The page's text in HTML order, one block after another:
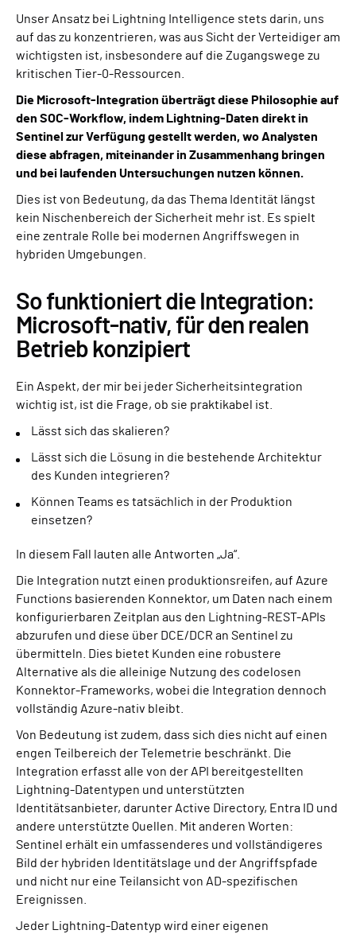
Unser Ansatz bei Lightning Intelligence stets darin, uns
auf das zu konzentrieren, was aus Sicht der Verteidiger am
wichtigsten ist, insbesondere auf die Zugangswege zu
kritischen Tier-0-Ressourcen.
Die Microsoft-Integration überträgt diese Philosophie auf
den SOC-Workflow, indem Lightning-Daten direkt in
Sentinel zur Verfügung gestellt werden, wo Analysten
diese abfragen, miteinander in Zusammenhang bringen
und bei laufenden Untersuchungen nutzen können.
Dies ist von Bedeutung, da das Thema Identität längst
kein Nischenbereich der Sicherheit mehr ist. Es spielt
eine zentrale Rolle bei modernen Angriffswegen in
hybriden Umgebungen.
So funktioniert die Integration:
Microsoft-nativ, für den realen
Betrieb konzipiert
Ein Aspekt, der mir bei jeder Sicherheitsintegration
wichtig ist, ist die Frage, ob sie praktikabel ist.
Lässt sich das skalieren?
Lässt sich die Lösung in die bestehende Architektur
des Kunden integrieren?
Können Teams es tatsächlich in der Produktion
einsetzen?
In diesem Fall lauten alle Antworten „Ja“.
Die Integration nutzt einen produktionsreifen, auf Azure
Functions basierenden Konnektor, um Daten nach einem
konfigurierbaren Zeitplan aus den Lightning-REST-APIs
abzurufen und diese über DCE/DCR an Sentinel zu
übermitteln. Dies bietet Kunden eine robustere
Alternative als die alleinige Nutzung des codelosen
Konnektor-Frameworks, wobei die Integration dennoch
vollständig Azure-nativ bleibt.
Von Bedeutung ist zudem, dass sich dies nicht auf einen
engen Teilbereich der Telemetrie beschränkt. Die
Integration erfasst alle von der API bereitgestellten
Lightning-Datentypen und unterstützten
Identitätsanbieter, darunter Active Directory, Entra ID und
andere unterstützte Quellen. Mit anderen Worten:
Sentinel erhält ein umfassenderes und vollständigeres
Bild der hybriden Identitätslage und der Angriffspfade
und nicht nur eine Teilansicht von AD-spezifischen
Ereignissen.
Jeder Lightning-Datentyp wird einer eigenen